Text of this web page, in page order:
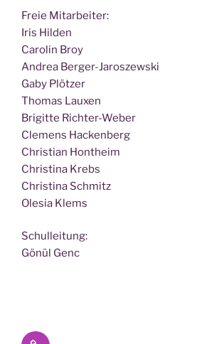
Freie Mit­ar­bei­ter:
Iris Hilden
Caro­lin Broy
Andrea Berger-Jaroszewski
Gaby Plötzer
Tho­mas Lauxen
Bri­git­te Richter-Weber
Cle­mens Hackenberg
Chris­ti­an Hontheim
Chris­ti­na Krebs
Chris­ti­na Schmitz
Ole­sia Klems
Schul­lei­tung:
Gönül Genc
Datenschutz